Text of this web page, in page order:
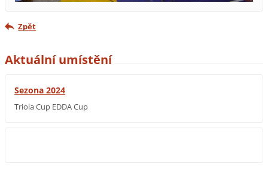
Zpět
Aktuální umístění
Sezona 2024
Triola Cup EDDA Cup